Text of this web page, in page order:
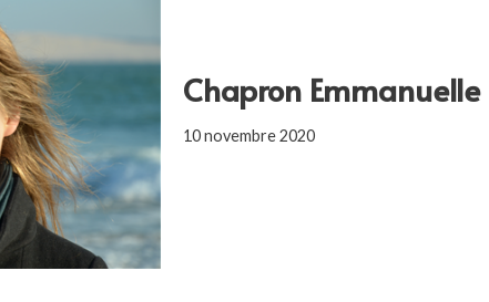
Chapron Emmanuelle
10 novembre 2020